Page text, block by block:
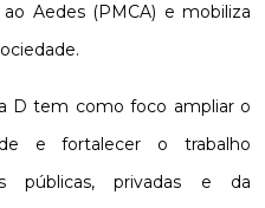
Aedes (PMCA) e mobiliza
D tem como foco ampliar o
e fortalecer o trabalho
públicas, privadas e da